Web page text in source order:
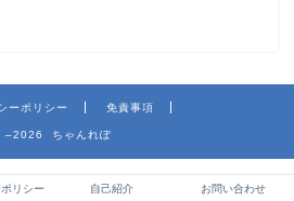
ーポリシー 免責事項
–2026 ちゃんれぽ
リシー 自己紹介 お問い合わせ